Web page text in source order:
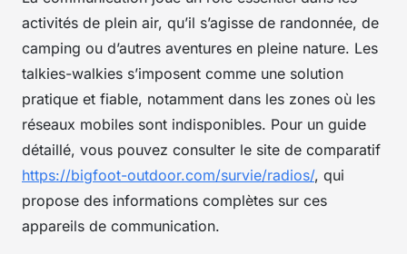
activités de plein air, qu’il s’agisse de randonnée, de
camping ou d’autres aventures en pleine nature. Les
talkies-walkies s’imposent comme une solution
pratique et fiable, notamment dans les zones où les
réseaux mobiles sont indisponibles. Pour un guide
détaillé, vous pouvez consulter le site de comparatif
https://bigfoot-outdoor.com/survie/radios/, qui
propose des informations complètes sur ces
appareils de communication.